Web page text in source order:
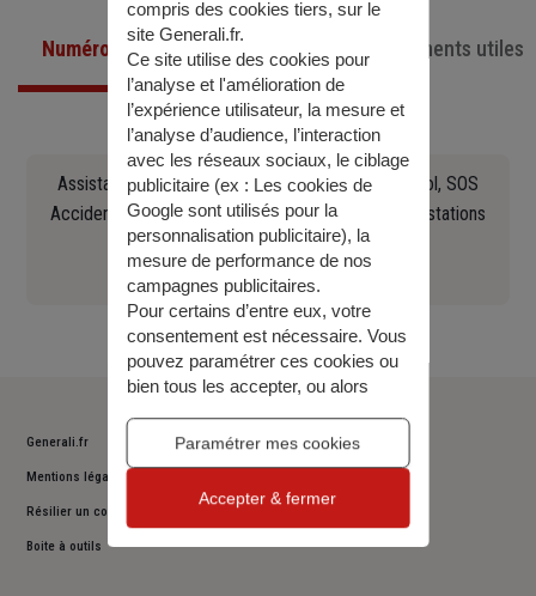
Numéro de téléphone utiles Documents utiles
Assistance en cas d'accident, crevaison, panne, vol, SOS
Accident Europ Assistance Constat, recherche de stations
Essence, remorquage (...)
0141858483
Generali.fr
Mentions légales
Résilier un contrat
Boite à outils
compris des cookies tiers, sur le
site Generali.fr.
Ce site utilise des cookies pour
l’analyse et l'amélioration de
l’expérience utilisateur, la mesure et
l’analyse d’audience, l’interaction
avec les réseaux sociaux, le ciblage
publicitaire (ex : Les cookies de
Google sont utilisés pour la
personnalisation publicitaire), la
mesure de performance de nos
campagnes publicitaires.
Pour certains d’entre eux, votre
consentement est nécessaire. Vous
pouvez paramétrer ces cookies ou
bien tous les accepter, ou alors
navigation sans les accepter. Vous
pourrez modifier ce choix à tout
Pour plus d’information,
Paramétrer mes cookies
Accepter & fermer